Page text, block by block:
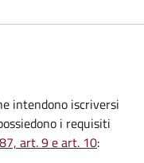
intendono iscriversi
i requisiti
art. 9 e art. 10: